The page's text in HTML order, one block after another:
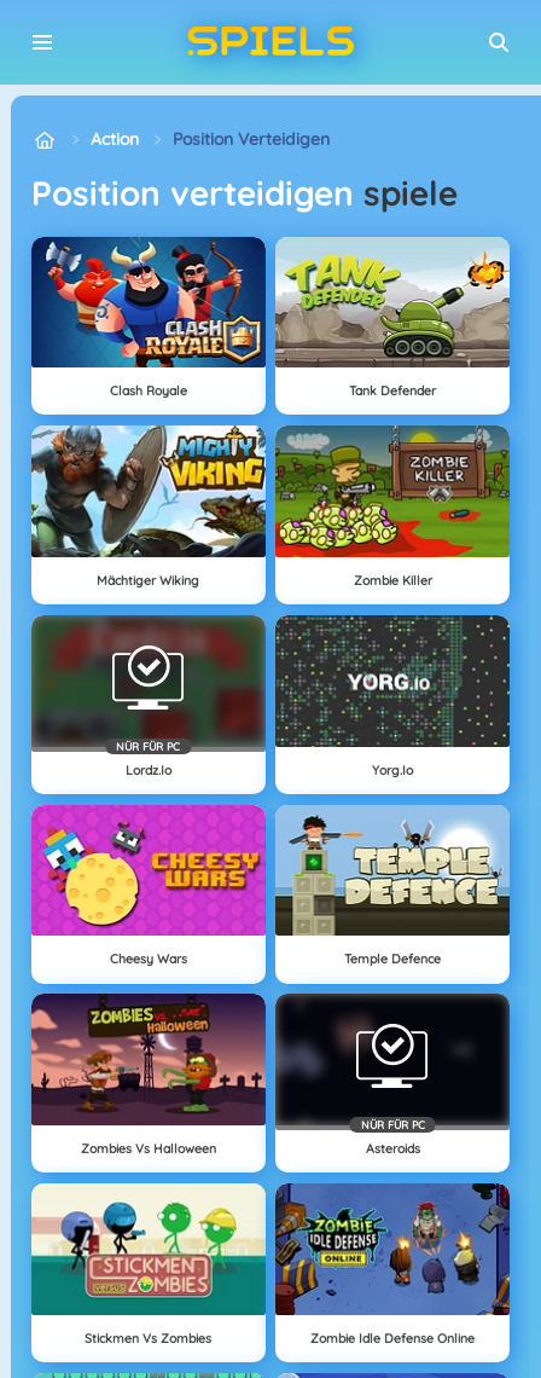
Action Position Verteidigen
Position verteidigenspiele
Clash Royale Tank Defender
Mächtiger Wiking Zombie Killer
NÜR FÜR PC
Lordz.io Yorg.io
Cheesy Wars Temple Defence
Zombies Vs Halloween
NÜR FÜR PC
Asteroids
Stickmen Vs Zombies Zombie Idle Defense Online